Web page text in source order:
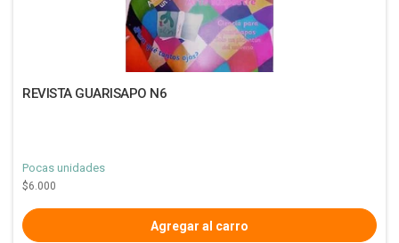
REVISTA GUARISAPO N6
Pocas unidades
$6.000